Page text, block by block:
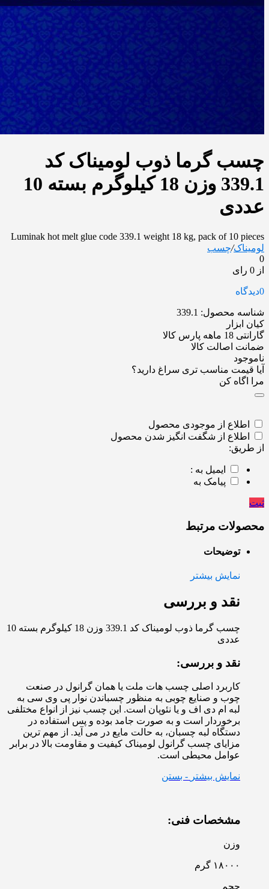
چسب گرما ذوب لومیناک کد
339.1 وزن 18 کیلوگرم بسته 10
عددی
Luminak hot melt glue code 339.1 weight 18 kg, pack of 10 pieces
لومیناک/چسب
0
از 0 رای
0دیدگاه
شناسه محصول: 339.1
کیان ابزار
گارانتی 18 ماهه پارس کالا
ضمانت اصالت کالا
ناموجود
آیا قیمت مناسب تری سراغ دارید؟
مرا اگاه کن
اطلاع از موجودی محصول
اطلاع از شگفت انگیز شدن محصول
از طریق:
ایمیل به :
پیامک به
ثبت
محصولات مرتبط
توضیحات
نمایش بیشتر
نقد و بررسی
چسب گرما ذوب لومیناک کد 339.1 وزن 18 کیلوگرم بسته 10
عددی
نقد و بررسی:
کاربرد اصلی چسب هات ملت یا همان گرانول در صنعت
چوب و صنایع چوبی به منظور چسباندن نوار پی وی سی به
لبه ام دی اف و یا نئوپان است. این چسب نیز از انواع مختلفی
برخوردار است و به صورت جامد بوده و پس استفاده در
دستگاه لبه چسبان، به حالت مایع در می آید. از مهم ترین
مزایای چسب گرانول لومیناک کیفیت و مقاومت بالا در برابر
عوامل محیطی است.
نمایش بیشتر - بستن
مشخصات فنی:
وزن
۱۸۰۰۰ گرم
حجم